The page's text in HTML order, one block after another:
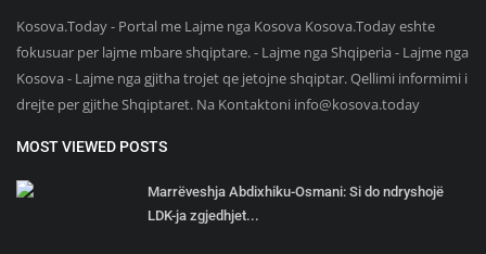
Kosova.Today - Portal me Lajme nga Kosova Kosova.Today eshte
fokusuar per lajme mbare shqiptare. - Lajme nga Shqiperia - Lajme nga
Kosova - Lajme nga gjitha trojet qe jetojne shqiptar. Qellimi informimi i
drejte per gjithe Shqiptaret. Na Kontaktoni info@kosova.today
MOST VIEWED POSTS
Marrëveshja Abdixhiku-Osmani: Si do ndryshojë
LDK-ja zgjedhjet...